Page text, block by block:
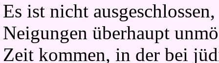
Es ist nicht
Neigungen überhaupt
Zeit kommen, in der bei